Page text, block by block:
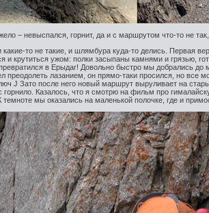
– невыспался, горнит, да и с маршрутом что-то не так,
какие-то не такие, и шлямбура куда-то делись. Первая
и крутиться ужом: полки засыпаны камнями и грязью,
в Ерыдаг! Довольно быстро мы добрались до
преодолеть лазанием, он прямо-таки просился, но все
J Зато после него новый маршрут выруливает на
горнило. Казалось, что я смотрю на фильм про
мы оказались на маленькой полочке, где и